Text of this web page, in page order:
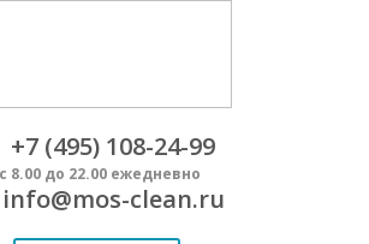
+7 (495) 108-24-99
с 8.00 до 22.00 ежедневно
info@mos-clean.ru